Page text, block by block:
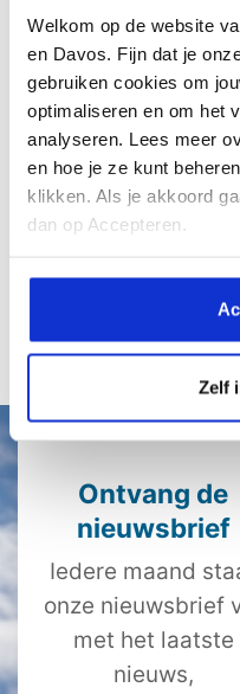
Welkom op de website
en Davos. Fijn dat je
gebruiken cookies om
optimaliseren en om het
analyseren. Lees meer
en hoe je ze kunt
klikken. Als je akkoord
dan op Accepteren.
Zelf
Nederland. Heb
dit...
Lees meer
Ontvang de
nieuwsbrief
Iedere maand
onze nieuwsbrief
met het laatste
nieuws,